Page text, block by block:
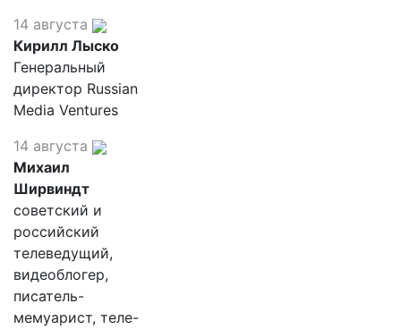
14 августа
Кирилл Лыско
Генеральный
директор Russian
Media Ventures
14 августа
Михаил
Ширвиндт
советский и
российский
телеведущий,
видеоблогер,
писатель-
мемуарист, теле-